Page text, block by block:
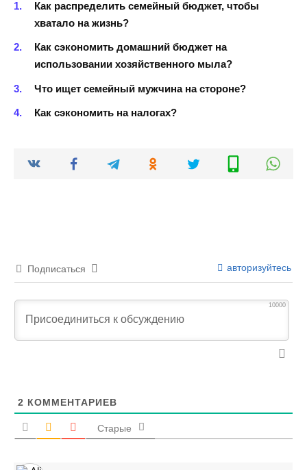
Как распределить семейный бюджет, чтобы
хватало на жизнь?
Как сэкономить домашний бюджет на
использовании хозяйственного мыла?
Что ищет семейный мужчина на стороне?
Как сэкономить на налогах?
Подписаться авторизуйтесь
10000
2 КОММЕНТАРИЕВ
Старые